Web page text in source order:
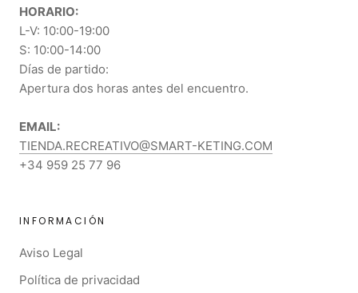
HORARIO:
L-V: 10:00-19:00
S: 10:00-14:00
Días de partido:
Apertura dos horas antes del encuentro.
EMAIL:
TIENDA.RECREATIVO@SMART-KETING.COM
+34 959 25 77 96
INFORMACIÓN
Aviso Legal
Política de privacidad